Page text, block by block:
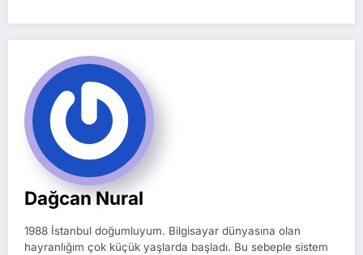
Dağcan Nural
1988 İstanbul doğumluyum. Bilgisayar dünyasına olan
hayranlığım çok küçük yaşlarda başladı. Bu sebeple sistem